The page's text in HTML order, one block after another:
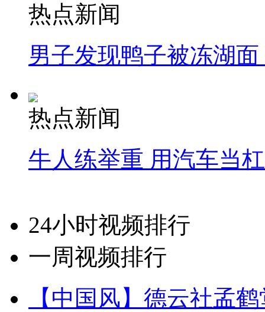
热点新闻
男子发现鸭子被冻湖
热点新闻
牛人练举重 用汽车当
24小时视频排行
一周视频排行
【中国风】德云社孟